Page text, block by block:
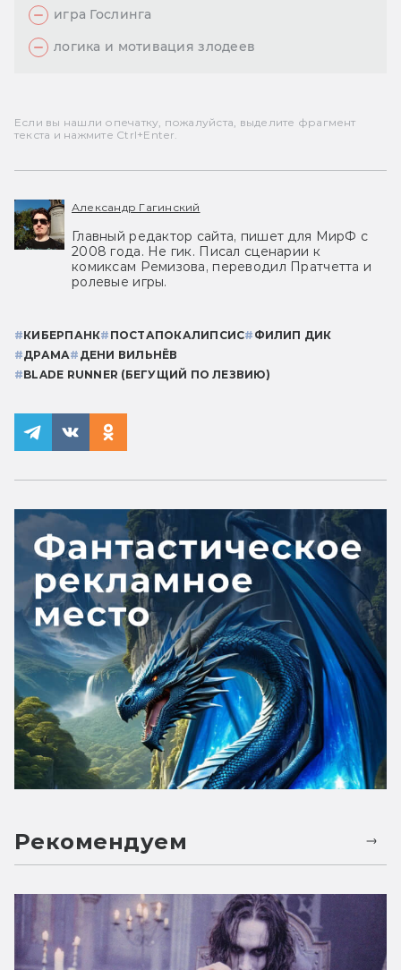
игра Гослинга
логика и мотивация злодеев
Если вы нашли опечатку, пожалуйста, выделите фрагмент
текста и нажмите Ctrl+Enter.
Александр Гагинский
Главный редактор сайта, пишет для МирФ с
2008 года. Не гик. Писал сценарии к
комиксам Ремизова, переводил Пратчетта и
ролевые игры.
#КИБЕРПАНК# ПОСТАПОКАЛИПСИС# ФИЛИП ДИК
#ДРАМА# ДЕНИ ВИЛЬНЁВ
#BLADE RUNNER (БЕГУЩИЙ ПО ЛЕЗВИЮ)
Рекомендуем